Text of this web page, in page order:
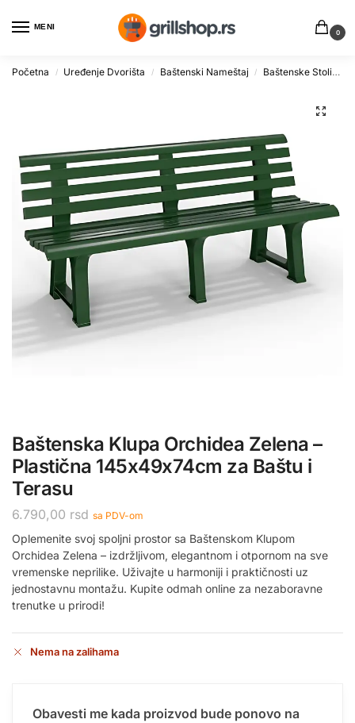
MENI
0
Početna / Uređenje Dvorišta / Baštenski Nameštaj / Baštenske Stolice
Baštenska Klupa Orchidea Zelena –
Plastična 145x49x74cm za Baštu i
Terasu
6.790,00 rsd sa PDV-om
Oplemenite svoj spoljni prostor sa Baštenskom Klupom
Orchidea Zelena – izdržljivom, elegantnom i otpornom na sve
vremenske neprilike. Uživajte u harmoniji i praktičnosti uz
jednostavnu montažu. Kupite odmah online za nezaboravne
trenutke u prirodi!
Nema na zalihama
Obavesti me kada proizvod bude ponovo na